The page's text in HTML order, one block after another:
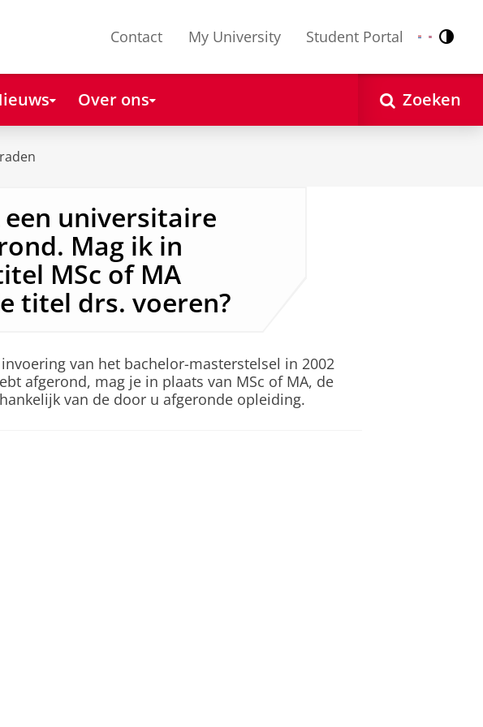
Contact My University Student Portal Nederlands
English
Over ons Zoeken
een universitaire
Mag ik in
MSc of MA
titel drs. voeren?
van het bachelor-masterstelsel in 2002
afgerond, mag je in plaats van MSc of MA, de
van de door u afgeronde opleiding.